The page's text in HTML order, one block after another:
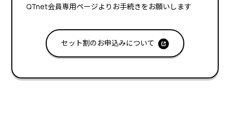
QTnet会員専用ページよりお手続きをお願いします
セット割のお申込みについて